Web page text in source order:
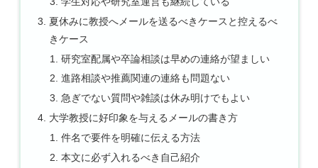
夏休みに教授へメールを送るべきケースと控えるべ
きケース
研究室配属や卒論相談は早めの連絡が望ましい
進路相談や推薦関連の連絡も問題ない
急ぎでない質問や雑談は休み明けでもよい
大学教授に好印象を与えるメールの書き方
件名で要件を明確に伝える方法
本文に必ず入れるべき自己紹介